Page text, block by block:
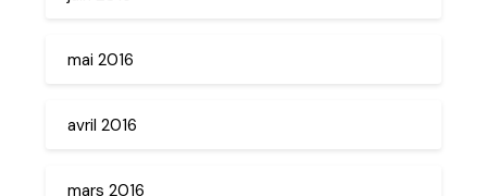
mai 2016
avril 2016
mars 2016